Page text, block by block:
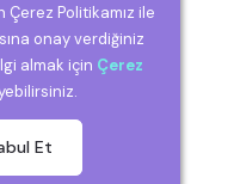
Çerez Politikamız ile
onay verdiğiniz
almak için Çerez
Et